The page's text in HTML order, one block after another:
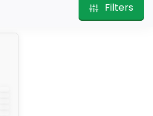
Filters